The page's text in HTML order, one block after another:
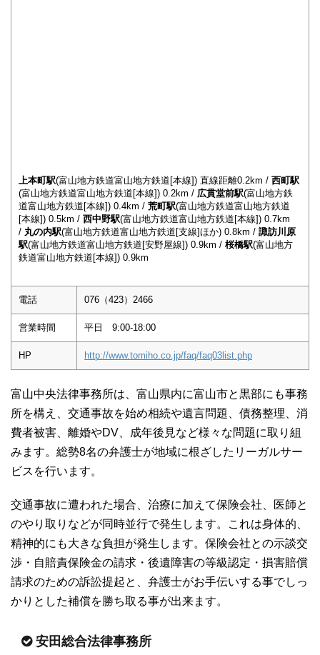
上本町駅(富山地方鉄道富山地方鉄道[本線]) 直線距離0.2km / 西町駅
(富山地方鉄道富山地方鉄道[本線]) 0.2km / 広貫堂前駅(富山地方鉄
道富山地方鉄道[本線]) 0.4km / 荒町駅(富山地方鉄道富山地方鉄道
[本線]) 0.5km / 西中野駅(富山地方鉄道富山地方鉄道[本線]) 0.7km
/ 丸の内駅(富山地方鉄道富山地方鉄道[支線]ほか) 0.8km / 諏訪川原
駅(富山地方鉄道富山地方鉄道[安野屋線]) 0.9km / 桜橋駅(富山地方
鉄道富山地方鉄道[本線]) 0.9km
電話 076（423）2466
営業時間 平日 9:00-18:00
HP http://www.tomiho.co.jp/faq/faq03list.php
富山中央法律事務所は、富山県内に富山市と黒部にも事務
所を構え、交通事故を始め相続や遺言問題、債務整理、消
費者被害、離婚やDV、成年後見など様々な問題に取り組
みます。総勢8名の弁護士が地域に根ざしたリーガルサー
ビスを行います。
交通事故に遭われた場合、治療に加えて保険会社、医師と
のやり取りなどが同時並行で発生します。これは身体的、
精神的にも大きな負担が発生します。保険会社との示談交
渉・自賠責保険金の請求・後遺障害の等級認定・損害賠償
請求のための訴訟提起と、弁護士がお手伝いする事でしっ
かりとした補償を勝ち取る事が出来ます。
安田総合法律事務所